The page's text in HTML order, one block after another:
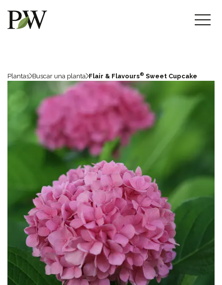
Plantas Buscar una planta Flair & Flavours® Sweet Cupcake